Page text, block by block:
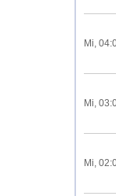
Mi,
Mi,
Mi,